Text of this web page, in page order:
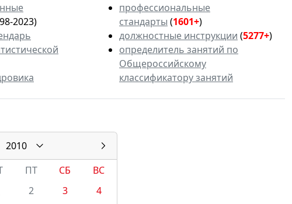
2023)
профессиональные
стандарты (1601+)
должностные инструкции (5277+)
определитель занятий по
Общероссийскому
классификатору занятий
2010
ПТ СБ
ВС
2 3
4